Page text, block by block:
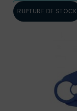
RUPTURE DE STOCK